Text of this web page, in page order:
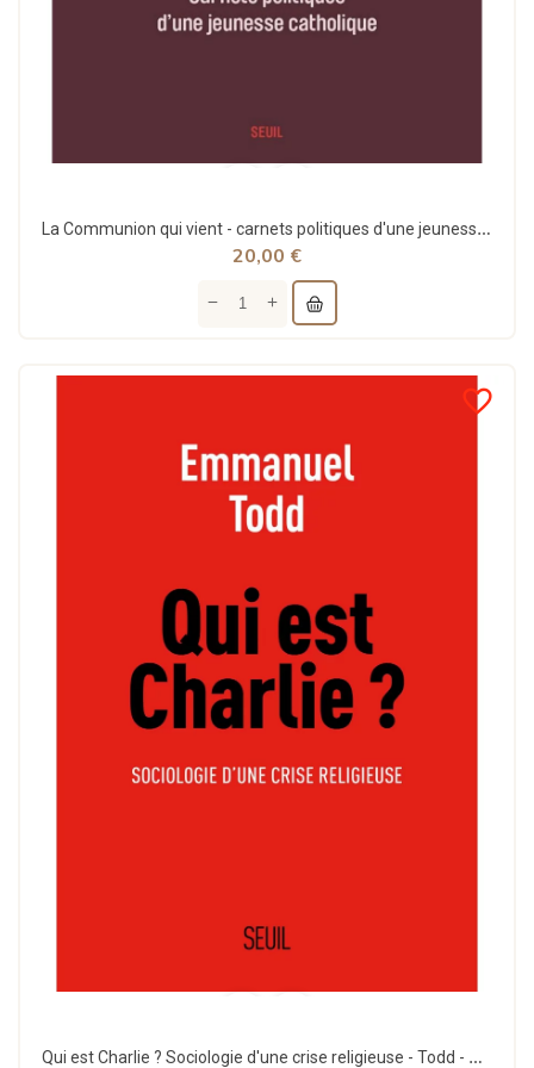
La Communion qui vient - carnets politiques d'une jeunesse catholique - Seuil
20,00 €
favorite_border
Qui est Charlie ? Sociologie d'une crise religieuse - Todd - Seuil